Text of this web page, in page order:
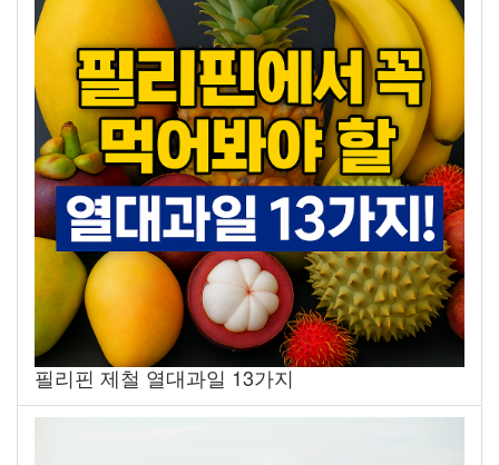
필리핀 제철 열대과일 13가지